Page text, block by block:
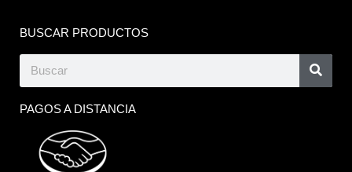
BUSCAR PRODUCTOS
PAGOS A DISTANCIA